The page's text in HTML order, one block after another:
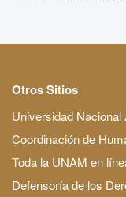
Otros Sitios
Universidad
Coordinación de
Toda la UNAM en
Defensoría de los